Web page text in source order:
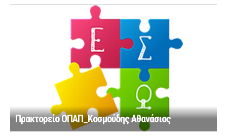
Πρακτορείο ΟΠΑΠ_Κοσμούδης Αθανάσιος